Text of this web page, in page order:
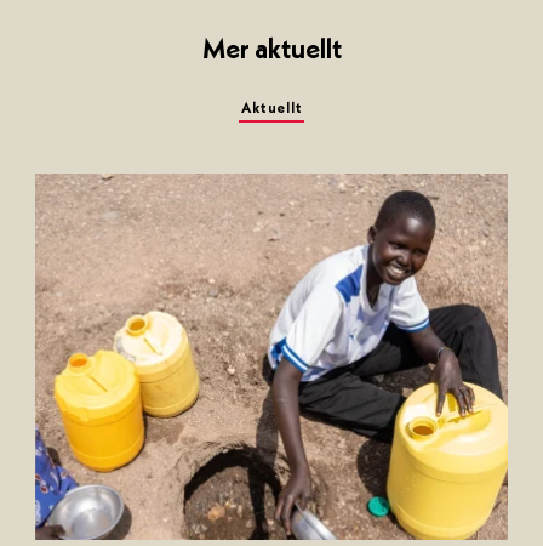
Mer aktuellt
Aktuellt